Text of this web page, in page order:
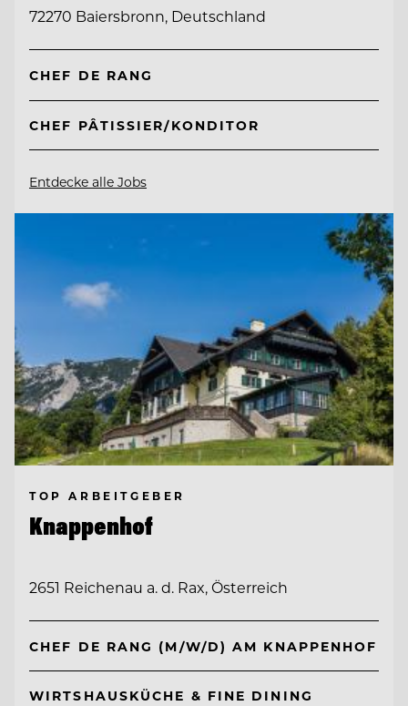
72270 Baiersbronn, Deutschland
CHEF DE RANG
CHEF PÂTISSIER/KONDITOR
Entdecke alle Jobs
TOP ARBEITGEBER
Knappenhof
2651 Reichenau a. d. Rax, Österreich
CHEF DE RANG (M/W/D) AM KNAPPENHOF
WIRTSHAUSKÜCHE & FINE DINING